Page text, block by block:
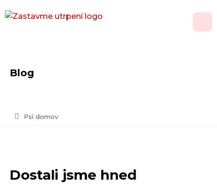
Vánoční přání
Blog
Psí domov
Dostali jsme hned